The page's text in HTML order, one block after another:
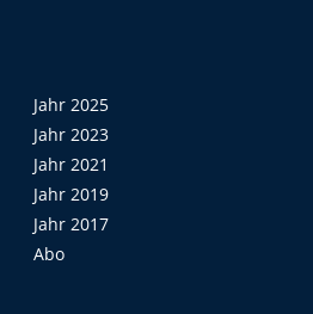
Jahr 2025
Jahr 2023
Jahr 2021
Jahr 2019
Jahr 2017
Abo